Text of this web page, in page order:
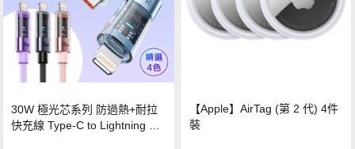
30W 極光芯系列 防過熱+耐拉
快充線 Type-C to Lightning 傳
【Apple】AirTag (第 2 代) 4件
裝